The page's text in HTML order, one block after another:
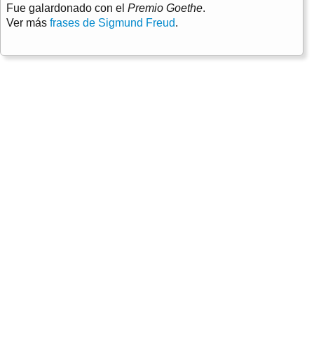
Fue galardonado con el Premio Goethe.
Ver más frases de Sigmund Freud.